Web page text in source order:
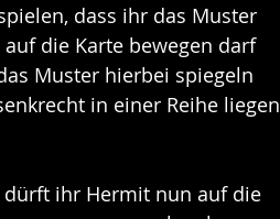
dass ihr das Muster
die Karte bewegen darf
Muster hierbei spiegeln
in einer Reihe liegen
dürft ihr Hermit nun auf die